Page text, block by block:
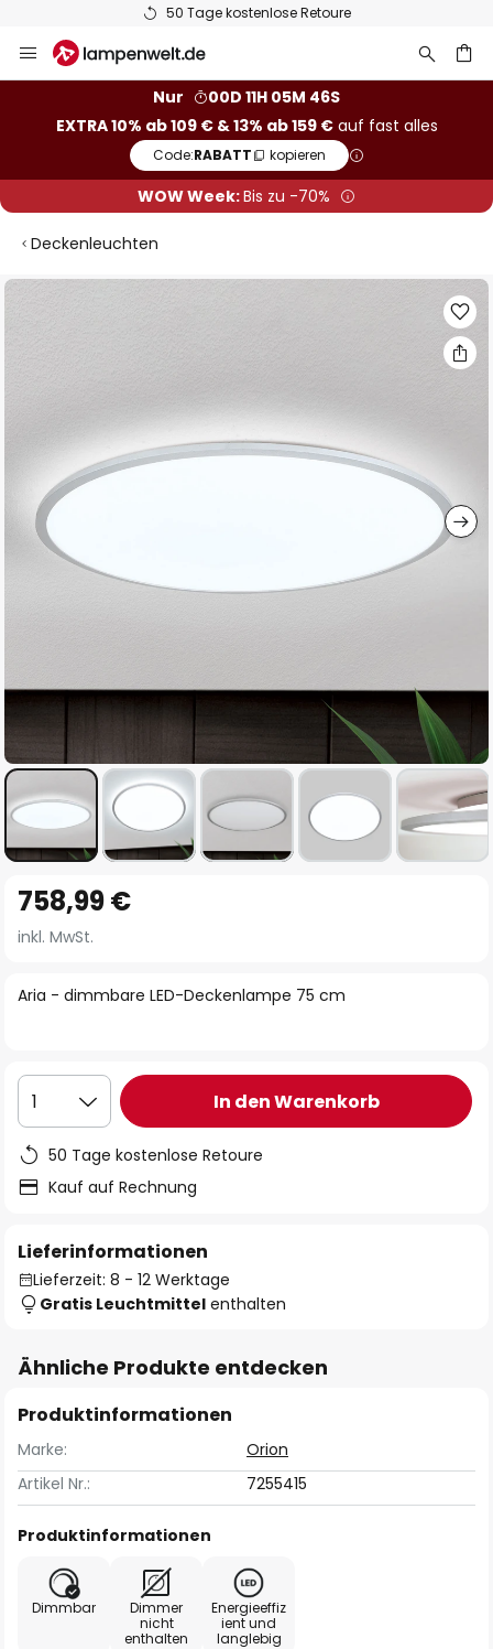
50 Tage kostenlose Retoure
Inhalt
Nur
00D 11H 05M 45S
EXTRA 10% ab 109 € & 13% ab 159 €auf fast alles
Code:RABATT kopieren
WOW Week:Bis zu -70%
Deckenleuchten
Zum
Anfang
der
springen
Aria - dimmbare LED-Deckenlampe 75 cm
758,99 €
inkl. MwSt.
1 In den Warenkorb
50 Tage kostenlose Retoure
Kauf auf Rechnung
Lieferinformationen
Lieferzeit: 8 - 12 Werktage
Gratis Leuchtmittel enthalten
Ähnliche Produkte entdecken
Produktinformationen
Marke:
Orion
Artikel Nr.:
7255415
Produktinformationen
Dimmbar
Dimmer
nicht
enthalten
Energieeffiz
ient und
langlebig